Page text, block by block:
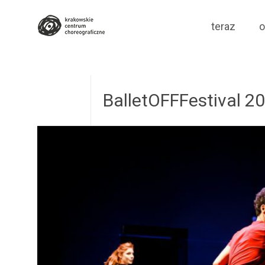
Krakowskie
to
teraz
BalletOFFFestival